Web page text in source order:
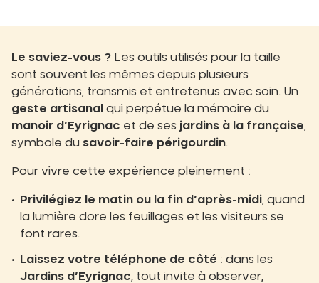
Le saviez-vous ? Les outils utilisés pour la taille
sont souvent les mêmes depuis plusieurs
générations, transmis et entretenus avec soin. Un
geste artisanal qui perpétue la mémoire du
manoir d’Eyrignac et de ses jardins à la française
symbole du savoir-faire périgourdin.
Pour vivre cette expérience pleinement :
Privilégiez le matin ou la fin d’après-midi , quand
la lumière dore les feuillages et les visiteurs se
font rares.
Laissez votre téléphone de côté : dans les
Jardins d’Eyrignac , tout invite à observer,